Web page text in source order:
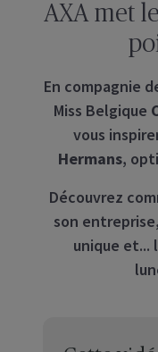
AXA met
En compagnie
Miss Belgique
vous
Hermans,
Découvrez
son
unique et...